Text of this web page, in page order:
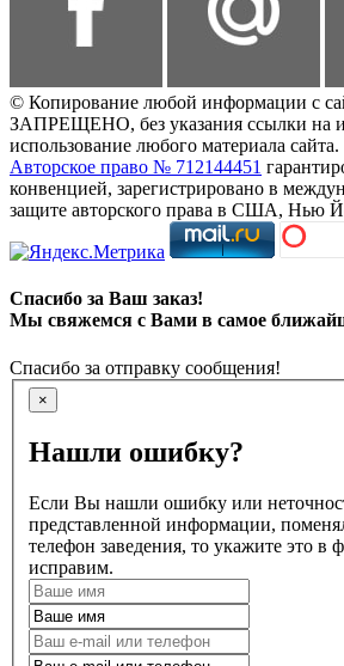
© Копирование любой информации с
ЗАПРЕЩЕНО, без указания ссылки на
использование любого материала сайта.
Авторское право № 712144451
конвенцией, зарегистрировано в
защите авторского права в США, Нью
Спасибо за Ваш заказ!
Мы свяжемся с Вами в самое
Спасибо за отправку сообщения!
×
Нашли ошибку?
Если Вы нашли ошибку или
представленной информации,
телефон заведения, то укажите это
исправим.